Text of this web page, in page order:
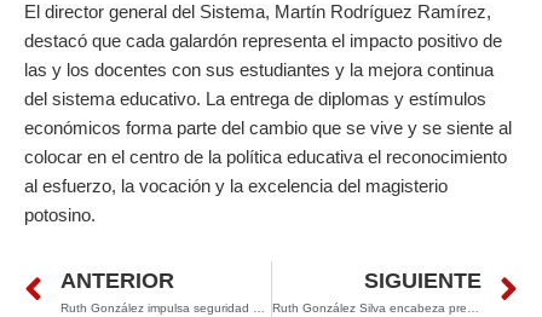
El director general del Sistema, Martín Rodríguez Ramírez,
destacó que cada galardón representa el impacto positivo de
las y los docentes con sus estudiantes y la mejora continua
del sistema educativo. La entrega de diplomas y estímulos
económicos forma parte del cambio que se vive y se siente al
colocar en el centro de la política educativa el reconocimiento
al esfuerzo, la vocación y la excelencia del magisterio
potosino.
Prev
ANTERIOR
Ruth González impulsa seguridad e inclusión en Morales con obras frente a primaria
SIGUIENTE
Ruth González Silva encabeza preferencias y perfila al PVEM para retener la gubernatura de San Luis Potosí en 2027